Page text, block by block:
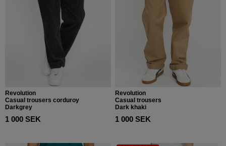
Revolution
Casual trousers corduroy
Darkgrey
1 000 SEK
Revolution
Casual trousers
Dark khaki
1 000 SEK